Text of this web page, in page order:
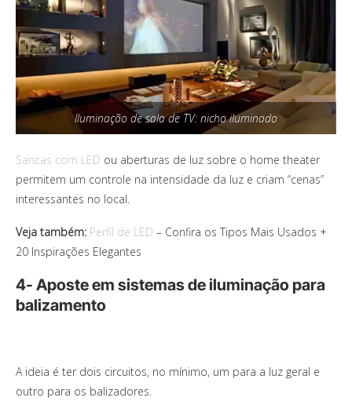
Iluminação de sala de TV: nicho iluminado
Sancas com LED ou aberturas de luz sobre o home theater
permitem um controle na intensidade da luz e criam “cenas”
interessantes no local.
Veja também: Perfil de LED – Confira os Tipos Mais Usados +
20 Inspirações Elegantes
4- Aposte em sistemas de iluminação para
balizamento
A ideia é ter dois circuitos, no mínimo, um para a luz geral e
outro para os balizadores.